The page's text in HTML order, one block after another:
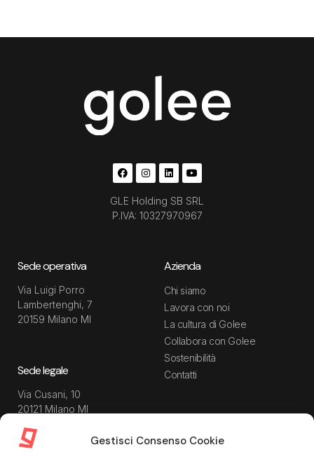
Gestisci Consenso Cookie
GLE Holding SB SRL
P.IVA: 10327970967
Sede operativa
Via Luigi Porro
Lambertenghi, 7
20159 Milano MI
Sede legale
Via Cusani, 10
20121 Milano MI
Azienda
Chi siamo
Lavora con noi
La cultura di Golee
Collabora con Golee
Sostenibilità
Contatti